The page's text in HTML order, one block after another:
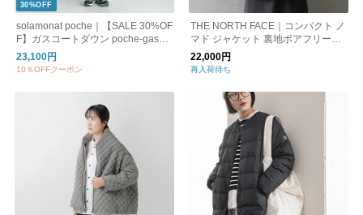
30%OFF
solamonat poche｜【SALE 30%OF
F】ガスコートダウン poche-gasco
at-dawn
23,100円
10％OFFクーポン
THE NORTH FACE｜コンパクト ノ
マド ジャケット 裏地ボアフリース
アウター NPW72433 ノースフェイ
ス
22,000円
再入荷待ち